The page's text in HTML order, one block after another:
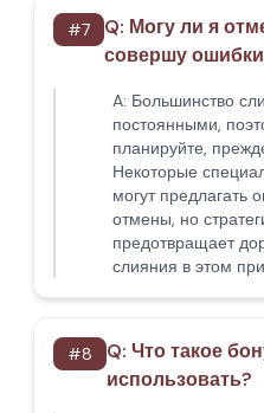
#7 Q: Могу ли я
совершу
A: Большинство
постоянными,
планируйте,
Некоторые
могут предлагать
отмены, но
предотвращает
слияния в этом
#8 Q: Что такое
использовать?